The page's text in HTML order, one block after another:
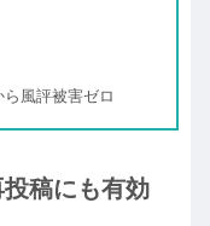
風評被害ゼロ
稿にも有効